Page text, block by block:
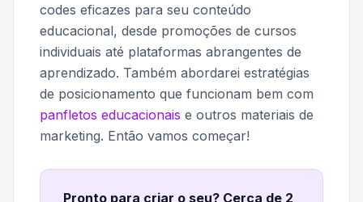
codes eficazes para seu conteúdo
educacional, desde promoções de cursos
individuais até plataformas abrangentes de
aprendizado. Também abordarei estratégias
de posicionamento que funcionam bem com
panfletos educacionais e outros materiais de
marketing. Então vamos começar!
Pronto para criar o seu? Cerca de 2